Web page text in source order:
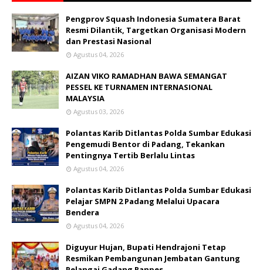
Pengprov Squash Indonesia Sumatera Barat
Resmi Dilantik, Targetkan Organisasi Modern
dan Prestasi Nasional
Agustus 04, 2026
AIZAN VIKO RAMADHAN BAWA SEMANGAT
PESSEL KE TURNAMEN INTERNASIONAL
MALAYSIA
Agustus 03, 2026
Polantas Karib Ditlantas Polda Sumbar Edukasi
Pengemudi Bentor di Padang, Tekankan
Pentingnya Tertib Berlalu Lintas
Agustus 04, 2026
Polantas Karib Ditlantas Polda Sumbar Edukasi
Pelajar SMPN 2 Padang Melalui Upacara
Bendera
Agustus 04, 2026
Diguyur Hujan, Bupati Hendrajoni Tetap
Resmikan Pembangunan Jembatan Gantung